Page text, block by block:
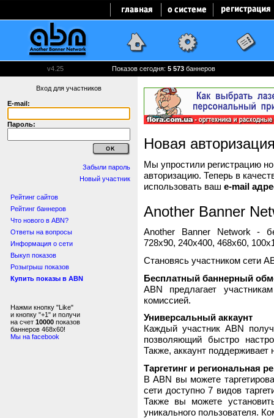
v4.25 Показов сегодня: 5 574 баннеров
Вход для участников
E-mail:
Пароль:
Забыли пароль
Новый участник
Рейтинг сайтов
Рейтинг баннеров
Что нового в ABN?
Ответы на вопросы
Информация о сети
Выкуп показов
Розыгрыш показов
Купить показы в ABN
Нажми кнопку "Like"
и кнопку "+1" и получи
на счет 10000 показов
баннеров 468x60!
Мы на facebook
Новая
Мы упростили регистрацию
авторизацию. Теперь в
использовать ваш e-mail
Another Banner
Another Banner Network -
728x90, 240x400, 468x60,
Становясь участником сети
Бесплатный баннерный
ABN предлагает
комиссией.
Универсальный аккаунт
Каждый участник ABN
позволяющий быстро
Также, аккаунт поддерживает
Таргетинг и региональная
В ABN вы можете
сети доступно 7 видов
Также вы можете
уникального пользователя.